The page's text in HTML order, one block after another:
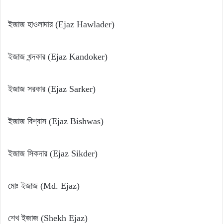
ইজাজ হাওলাদার (Ejaz Hawlader)
ইজাজ খন্দকার (Ejaz Kandoker)
ইজাজ সরকার (Ejaz Sarker)
ইজাজ বিশ্বাস (Ejaz Bishwas)
ইজাজ সিকদার (Ejaz Sikder)
মোঃ ইজাজ (Md. Ejaz)
শেখ ইজাজ (Shekh Ejaz)